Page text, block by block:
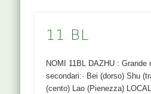
11 BL
NOMI 11BL DAZHU : Grande
secondari:· Bei (dorso) Shu
(cento) Lao (Pienezza)